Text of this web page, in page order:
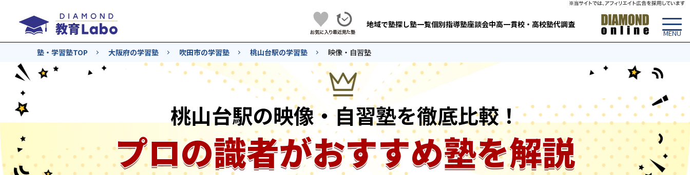
地域で塾探し塾一覧個別指導塾座談会中高一貫校・高校塾代調査
塾・学習塾TOP 大阪府の学習塾 吹田市の学習塾 桃山台駅の学習塾 映像・自習塾
桃山台駅の映像・自習塾を徹底比較！
プロの識者がおすすめ塾を解説